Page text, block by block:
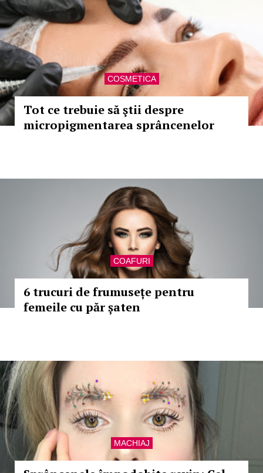
COSMETICA
Tot ce trebuie să ştii despre
micropigmentarea sprâncenelor
COAFURI
6 trucuri de frumusețe pentru
femeile cu păr șaten
MACHIAJ